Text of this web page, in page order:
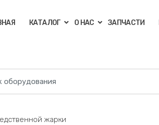
КАТАЛОГ О НАС ЗАПЧАСТИ
жарки